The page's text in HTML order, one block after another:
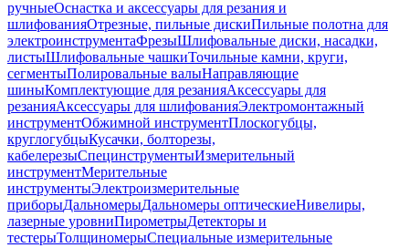
ручныеОснастка и аксессуары для резания и
шлифованияОтрезные, пильные дискиПильные полотна для
электроинструментаФрезыШлифовальные диски, насадки,
листыШлифовальные чашкиТочильные камни, круги,
сегментыПолировальные валыНаправляющие
шиныКомплектующие для резанияАксессуары для
резанияАксессуары для шлифованияЭлектромонтажный
инструментОбжимной инструментПлоскогубцы,
круглогубцыКусачки, болторезы,
кабелерезыСпецинструментыИзмерительный
инструментМерительные
инструментыЭлектроизмерительные
приборыДальномерыДальномеры оптическиеНивелиры,
лазерные уровниПирометрыДетекторы и
тестерыТолщиномерыСпециальные измерительные